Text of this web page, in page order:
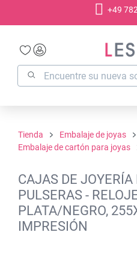
+49
Tienda
Embalaje de joyas
Embalaje de cartón para joyas
CAJAS DE
PULSERAS -
PLATA/NEGRO,
IMPRESIÓN